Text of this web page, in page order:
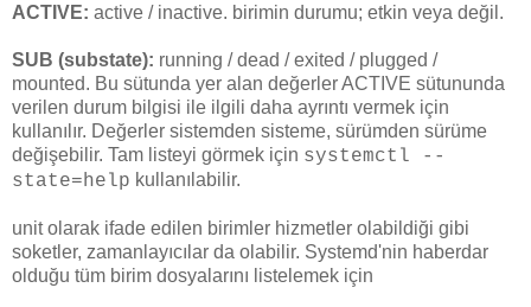
ACTIVE: active / inactive. birimin durumu; etkin veya değil.
SUB (substate): running / dead / exited / plugged /
mounted. Bu sütunda yer alan değerler ACTIVE sütununda
verilen durum bilgisi ile ilgili daha ayrıntı vermek için
kullanılır. Değerler sistemden sisteme, sürümden sürüme
değişebilir. Tam listeyi görmek için systemctl --
state=help kullanılabilir.
unit olarak ifade edilen birimler hizmetler olabildiği gibi
soketler, zamanlayıcılar da olabilir. Systemd'nin haberdar
olduğu tüm birim dosyalarını listelemek için